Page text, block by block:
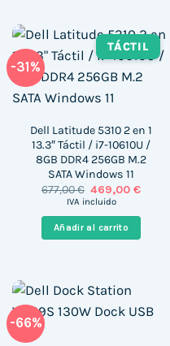
-31%
TÁCTIL
Dell Latitude 5310 2 en 1
13.3″ Táctil / i7-10610U /
8GB DDR4 256GB M.2
SATA Windows 11
677,00€ El
precio
era:
677,00 €.
469,00€El
es:
IVA incluido
Añadir al carrito
-66%